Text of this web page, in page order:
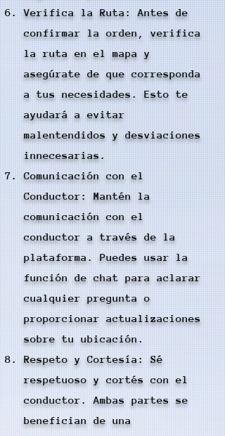
Verifica la Ruta: Antes de
confirmar la orden, verifica
la ruta en el mapa y
asegúrate de que corresponda
a tus necesidades. Esto te
ayudará a evitar
malentendidos y desviaciones
innecesarias.
Comunicación con el
Conductor: Mantén la
comunicación con el
conductor a través de la
plataforma. Puedes usar la
función de chat para aclarar
cualquier pregunta o
proporcionar actualizaciones
sobre tu ubicación.
Respeto y Cortesía: Sé
respetuoso y cortés con el
conductor. Ambas partes se
benefician de una